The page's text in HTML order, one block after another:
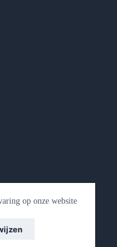
op onze website
doorBest4u